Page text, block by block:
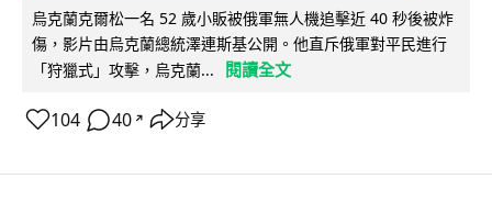
烏克蘭克爾松一名 52 歲小販被俄軍無人機追擊近 40 秒後被炸
傷，影片由烏克蘭總統澤連斯基公開。他直斥俄軍對平民進行
「狩獵式」攻擊，烏克蘭...
閱讀全文
104 40 ↗ 分享